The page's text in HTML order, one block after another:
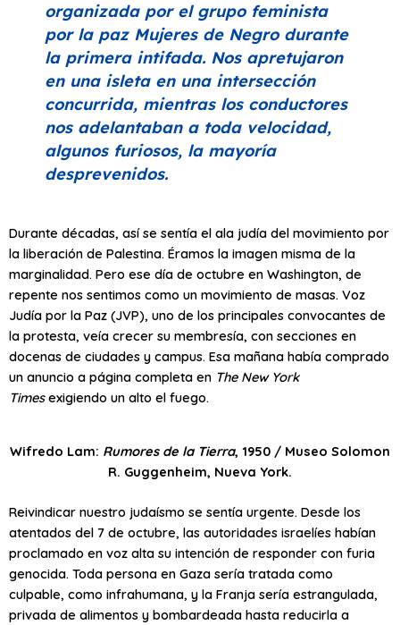
organizada por el grupo feminista
por la paz Mujeres de Negro durante
la primera intifada. Nos apretujaron
en una isleta en una intersección
concurrida, mientras los conductores
nos adelantaban a toda velocidad,
algunos furiosos, la mayoría
desprevenidos.
Durante décadas, así se sentía el ala judía del movimiento por
la liberación de Palestina. Éramos la imagen misma de la
marginalidad. Pero ese día de octubre en Washington, de
repente nos sentimos como un movimiento de masas. Voz
Judía por la Paz (JVP), uno de los principales convocantes de
la protesta, veía crecer su membresía, con secciones en
docenas de ciudades y campus. Esa mañana había comprado
un anuncio a página completa en The New York
Timesexigiendo un alto el fuego.
Wifredo Lam: Rumores de la Tierra, 1950 / Museo Solomon
R. Guggenheim, Nueva York.
Reivindicar nuestro judaísmo se sentía urgente. Desde los
atentados del 7 de octubre, las autoridades israelíes habían
proclamado en voz alta su intención de responder con furia
genocida. Toda persona en Gaza sería tratada como
culpable, como infrahumana, y la Franja sería estrangulada,
privada de alimentos y bombardeada hasta reducirla a